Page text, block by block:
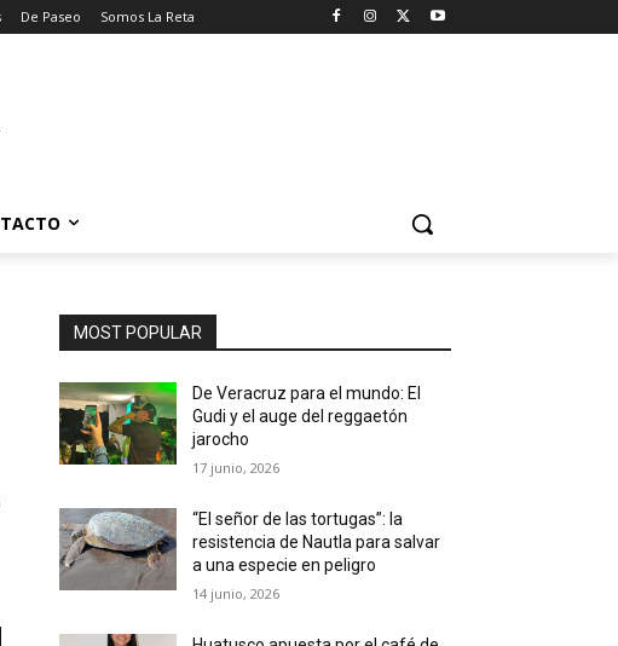
De Paseo Somos La Reta
MOST POPULAR
De Veracruz para el mundo: El
Gudi y el auge del reggaetón
jarocho
17 junio, 2026
“El señor de las tortugas”: la
resistencia de Nautla para salvar
a una especie en peligro
14 junio, 2026